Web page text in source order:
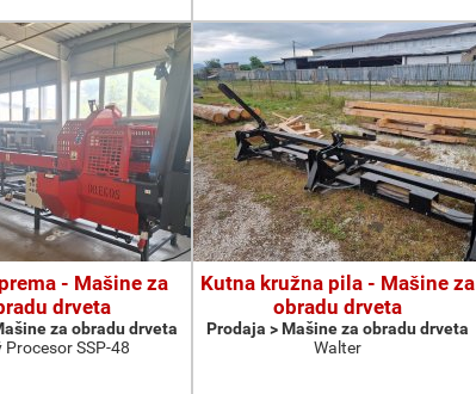
- Мašine za
drveta
za obradu drveta
Procesor SSP-48
Kutna kružna pila - Мašine za
obradu drveta
Prodaja > Мašine za obradu drveta
Walter